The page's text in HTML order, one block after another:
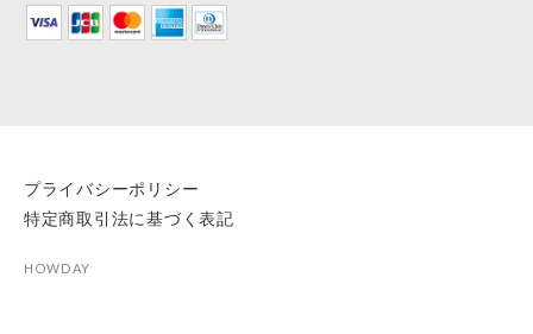
プライバシーポリシー
特定商取引法に基づく表記
HOWDAY